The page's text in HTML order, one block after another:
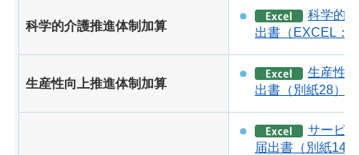
科学的介護推進体制加算
科学的
出書（EXCEL：
生産性向上推進体制加算
生産性
出書（別紙28）
サービ
届出書（別紙14-